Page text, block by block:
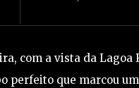
com a vista da
perfeito que marcou